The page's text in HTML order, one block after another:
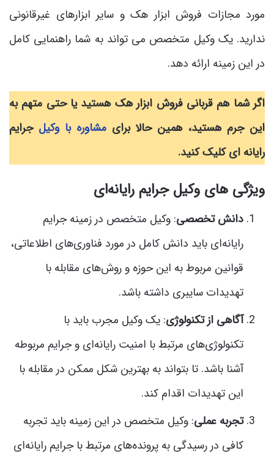
مورد مجازات فروش ابزار هک و سایر ابزارهای غیرقانونی
ندارید. یک وکیل متخصص می تواند به شما راهنمایی کامل
در این زمینه ارائه دهد.
اگر شما هم قربانی فروش ابزار هک هستید یا حتی متهم به
این جرم هستید، همین حالا برایمشاوره با وکیلجرایم
رایانه ای کلیک کنید.
ویژگی های وکیل جرایم رایانه‌ای
دانش تخصصی: وکیل متخصص در زمینه جرایم
رایانه‌ای باید دانش کامل در مورد فناوری‌های اطلاعاتی،
قوانین مربوط به این حوزه و روش‌های مقابله با
تهدیدات سایبری داشته باشد.
آگاهی از تکنولوژی: یک وکیل مجرب باید با
تکنولوژی‌های مرتبط با امنیت رایانه‌ای و جرایم مربوطه
آشنا باشد. تا بتواند به بهترین شکل ممکن در مقابله با
این تهدیدات اقدام کند.
تجربه عملی: وکیل متخصص در این زمینه باید تجربه
کافی در رسیدگی به پرونده‌های مرتبط با جرایم رایانه‌ای